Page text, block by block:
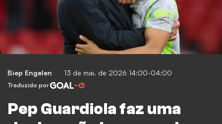
Siep Engelen 13 de mai. de 2026 14:00-04:00
Traduzido por
Pep Guardiola faz uma